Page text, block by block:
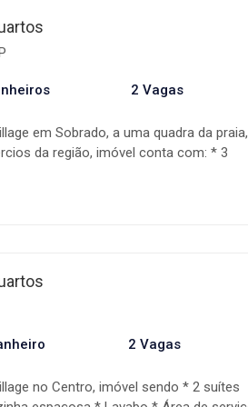
seu sonho. *Valores, condições e
sem aviso prévio.*
2 Vagas
em Sobrado, a uma quadra da praia,
da região, imóvel conta com: * 3
privativo parcialmente coberto *
realização do seu sonho! Os valores,
imóveis estão sujeitos a alteração
2 Vagas
no Centro, imóvel sendo * 2 suítes